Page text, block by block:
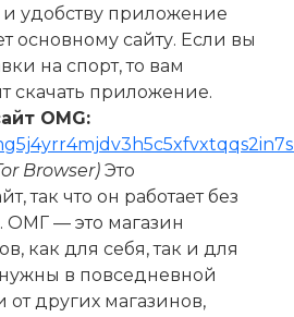
удобству приложение
основному сайту. Если вы
на спорт, то вам
скачать приложение.
OMG:
Browser) Это
так что он работает без
ОМГ — это магазин
как для себя, так и для
в повседневной
других магазинов,